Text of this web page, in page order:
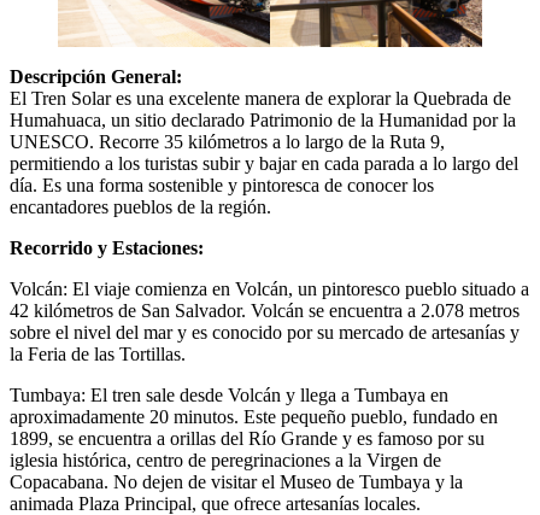
Descripción General:
El Tren Solar es una excelente manera de explorar la Quebrada de
Humahuaca, un sitio declarado Patrimonio de la Humanidad por la
UNESCO. Recorre 35 kilómetros a lo largo de la Ruta 9,
permitiendo a los turistas subir y bajar en cada parada a lo largo del
día. Es una forma sostenible y pintoresca de conocer los
encantadores pueblos de la región.
Recorrido y Estaciones:
Volcán: El viaje comienza en Volcán, un pintoresco pueblo situado a
42 kilómetros de San Salvador. Volcán se encuentra a 2.078 metros
sobre el nivel del mar y es conocido por su mercado de artesanías y
la Feria de las Tortillas.
Tumbaya: El tren sale desde Volcán y llega a Tumbaya en
aproximadamente 20 minutos. Este pequeño pueblo, fundado en
1899, se encuentra a orillas del Río Grande y es famoso por su
iglesia histórica, centro de peregrinaciones a la Virgen de
Copacabana. No dejen de visitar el Museo de Tumbaya y la
animada Plaza Principal, que ofrece artesanías locales.